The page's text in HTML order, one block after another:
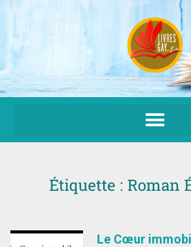
Aller
au
contenu
Étiquette : Roman
Le Cœur